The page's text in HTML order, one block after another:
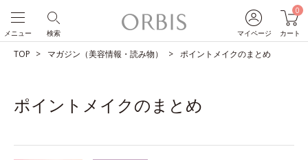
マイページ
0
カート
検索
メニュー
TOP マガジン（美容情報・読み物） ポイントメイクのまとめ
ポイントメイクのまとめ